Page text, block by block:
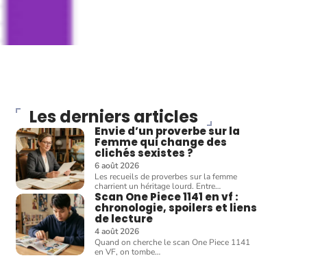
Les derniers articles
Envie d’un proverbe sur la
Femme qui change des
clichés sexistes ?
6 août 2026
Les recueils de proverbes sur la femme
charrient un héritage lourd. Entre…
Scan One Piece 1141 en vf :
chronologie, spoilers et liens
de lecture
4 août 2026
Quand on cherche le scan One Piece 1141
en VF, on tombe…